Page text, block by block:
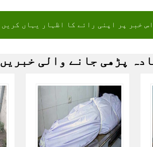
اس خبر پر اپنی رائے کا اظہار یہاں کریں
پڑھی جانے والی خبریں